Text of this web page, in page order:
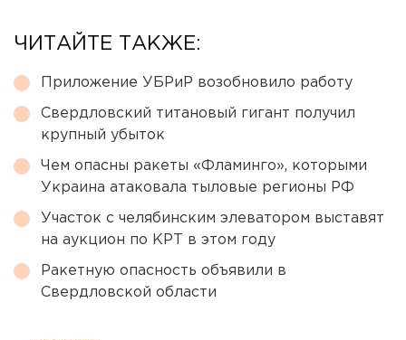
ЧИТАЙТЕ ТАКЖЕ:
Приложение УБРиР возобновило работу
Свердловский титановый гигант получил
крупный убыток
Чем опасны ракеты «Фламинго», которыми
Украина атаковала тыловые регионы РФ
Участок с челябинским элеватором выставят
на аукцион по КРТ в этом году
Ракетную опасность объявили в
Свердловской области